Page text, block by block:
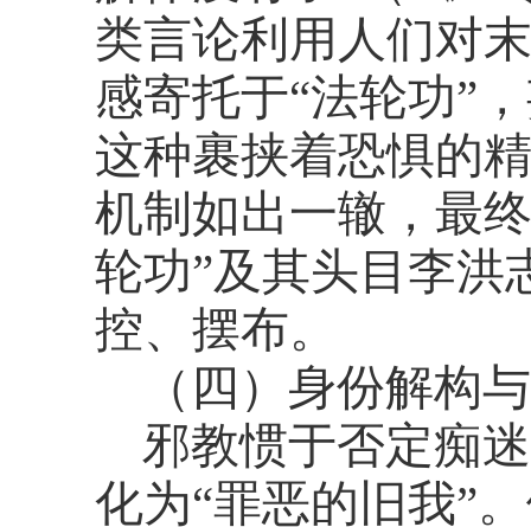
类言论利用人们对
感寄托于“法轮功”
这种裹挟着恐惧的
机制如出一辙，最
轮功”及其头目李洪
控、摆布。
（四）身份解构
邪教惯于否定痴
化为“罪恶的旧我”